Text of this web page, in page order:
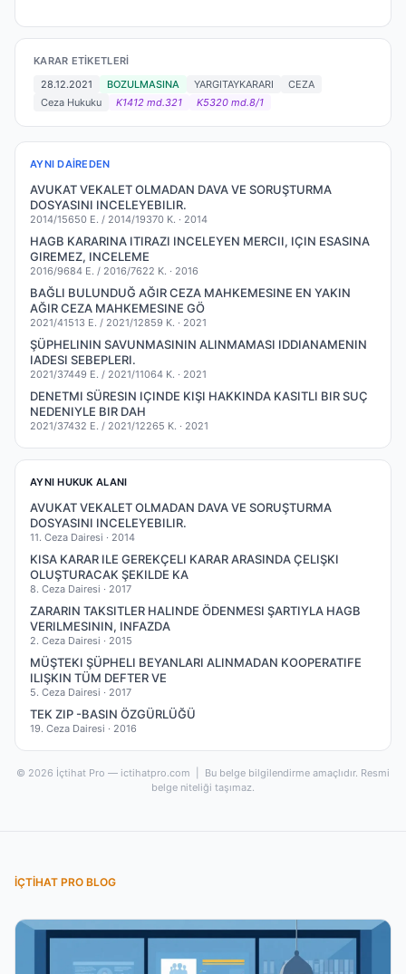
KARAR ETIKETLERI
28.12.2021
BOZULMASINA YARGITAYKARARI
CEZA
Ceza Hukuku
K1412 md.321 K5320 md.8/1
AYNI DAIREDEN
AVUKAT VEKALET OLMADAN DAVA VE SORUŞTURMA
DOSYASINI INCELEYEBILIR.
2014/15650 E. / 2014/19370 K. · 2014
HAGB KARARINA ITIRAZI INCELEYEN MERCII, IÇIN ESASINA
GIREMEZ, INCELEME
2016/9684 E. / 2016/7622 K. · 2016
BAĞLI BULUNDUĞ AĞIR CEZA MAHKEMESINE EN YAKIN
AĞIR CEZA MAHKEMESINE GÖ
2021/41513 E. / 2021/12859 K. · 2021
ŞÜPHELININ SAVUNMASININ ALINMAMASI IDDIANAMENIN
IADESI SEBEPLERI.
2021/37449 E. / 2021/11064 K. · 2021
DENETMI SÜRESIN IÇINDE KIŞI HAKKINDA KASITLI BIR SUÇ
NEDENIYLE BIR DAH
2021/37432 E. / 2021/12265 K. · 2021
AYNI HUKUK ALANI
AVUKAT VEKALET OLMADAN DAVA VE SORUŞTURMA
DOSYASINI INCELEYEBILIR.
11. Ceza Dairesi · 2014
KISA KARAR ILE GEREKÇELI KARAR ARASINDA ÇELIŞKI
OLUŞTURACAK ŞEKILDE KA
8. Ceza Dairesi · 2017
ZARARIN TAKSITLER HALINDE ÖDENMESI ŞARTIYLA HAGB
VERILMESININ, INFAZDA
2. Ceza Dairesi · 2015
MÜŞTEKI ŞÜPHELI BEYANLARI ALINMADAN KOOPERATIFE
ILIŞKIN TÜM DEFTER VE
5. Ceza Dairesi · 2017
TEK ZIP -BASIN ÖZGÜRLÜĞÜ
19. Ceza Dairesi · 2016
© 2026 İçtihat Pro — ictihatpro.com | Bu belge bilgilendirme amaçlıdır. Resmi
belge niteliği taşımaz.
İÇTIHAT PRO BLOG